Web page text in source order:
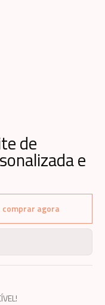
de
e
comprar agora